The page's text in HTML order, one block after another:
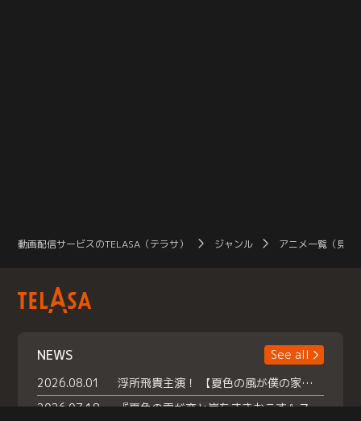
動画配信サービスのTELASA（テラサ） ジャンル アニメ一覧（見放
NEWS
See all
2026.08.01
浮所飛貴主演！ 【夏色の風が僕の家にやってきた】 本日よりテラサで独占配信スタート！
2026.07.18
『夏色の雲が恋と嵐をまきおこす』スペシャルメイキング 【Part1】2026年７月18日（土）23時30分～配信スタート！話題のシーンの裏側を大公開！豪華キャスト大集合！ 『武宮家 真夏の家族会議』開催！